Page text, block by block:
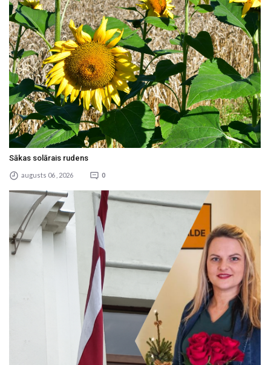
Sākas solārais rudens
augusts 06 , 2026 0